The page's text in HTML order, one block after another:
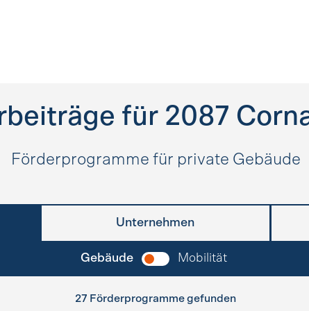
für 2087
Förderprogramme für private Gebäude
Unternehmen
Gebäude Mobilität
27 Förderprogramme gefunden